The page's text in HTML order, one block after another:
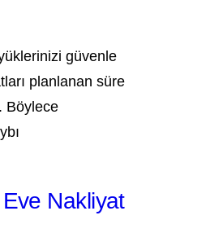
güvenle
planlanan süre
Böylece
Nakliyat